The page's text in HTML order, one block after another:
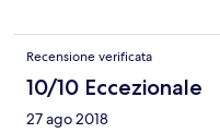
Recensione verificata
10/10 Eccezionale
27 ago 2018